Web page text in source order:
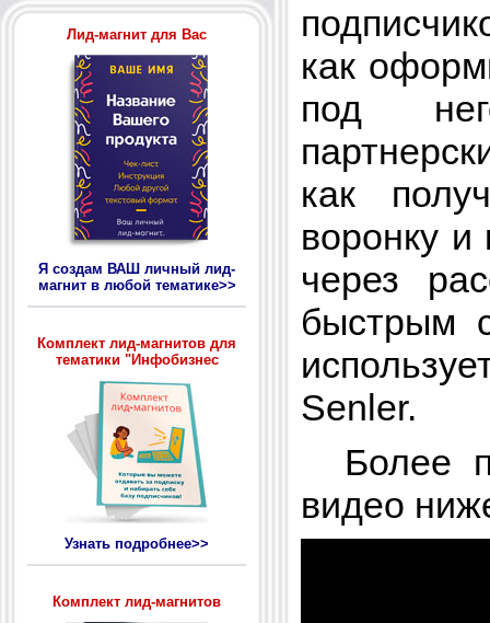
Лид-магнит для Вас
Я создам ВАШ личный лид-
магнит в любой тематике>>
Комплект лид-магнитов для
тематики "Инфобизнес
Узнать подробнее>>
Комплект лид-магнитов
как
под
как
воронку и
через
быстрым
Senler.
Более
видео